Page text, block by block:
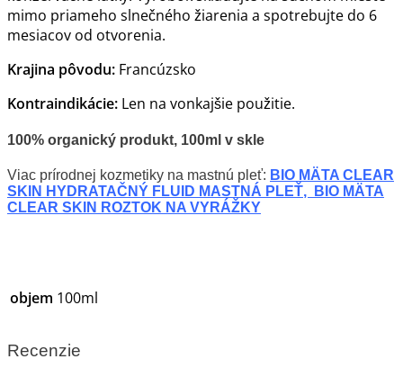
mimo priameho slnečného žiarenia a spotrebujte do 6
mesiacov od otvorenia.
Krajina pôvodu: Francúzsko
Kontraindikácie: Len na vonkajšie použitie.
100% organický produkt, 100ml v skle
Viac prírodnej kozmetiky na mastnú pleť: BIO MÄTA CLEAR
SKIN HYDRATAČNÝ FLUID MASTNÁ PLEŤ,
BIO MÄTA
CLEAR SKIN ROZTOK NA VYRÁŽKY
objem 100ml
Recenzie